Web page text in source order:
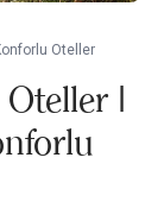
Oteller
|